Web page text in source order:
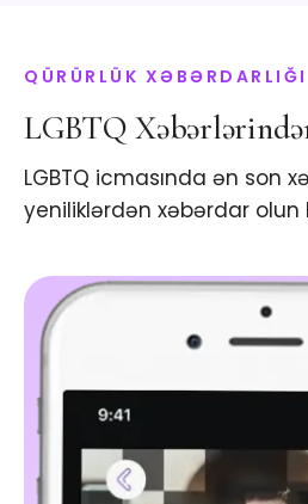
QÜRÜRLÜK XƏBƏRDARLIĞI
LGBTQ
LGBTQ icmasında ən son
yeniliklərdən xəbərdar olun